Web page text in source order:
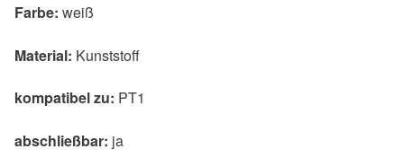
Farbe: weiß
Material: Kunststoff
kompatibel zu: PT1
abschließbar: ja